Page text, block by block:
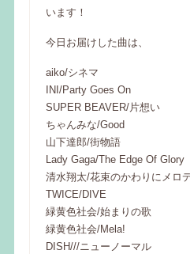
います！
今日お届けした曲は、
aiko/シネマ
INI/Party Goes On
SUPER BEAVER/片想い
ちゃんみな/Good
山下達郎/街物語
Lady Gaga/The Edge Of Glory
清水翔太/花束のかわりにメロ
TWICE/DIVE
緑黄色社会/始まりの歌
緑黄色社会/Mela!
DISH///ニューノーマル